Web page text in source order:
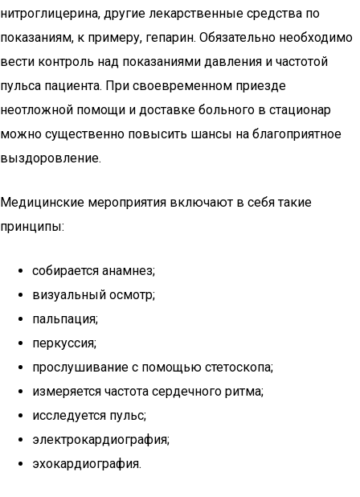
нитроглицерина, другие лекарственные средства по
показаниям, к примеру, гепарин. Обязательно необходимо
вести контроль над показаниями давления и частотой
пульса пациента. При своевременном приезде
неотложной помощи и доставке больного в стационар
можно существенно повысить шансы на благоприятное
выздоровление.
Медицинские мероприятия включают в себя такие
принципы:
собирается анамнез;
визуальный осмотр;
пальпация;
перкуссия;
прослушивание с помощью стетоскопа;
измеряется частота сердечного ритма;
исследуется пульс;
электрокардиография;
эхокардиография.